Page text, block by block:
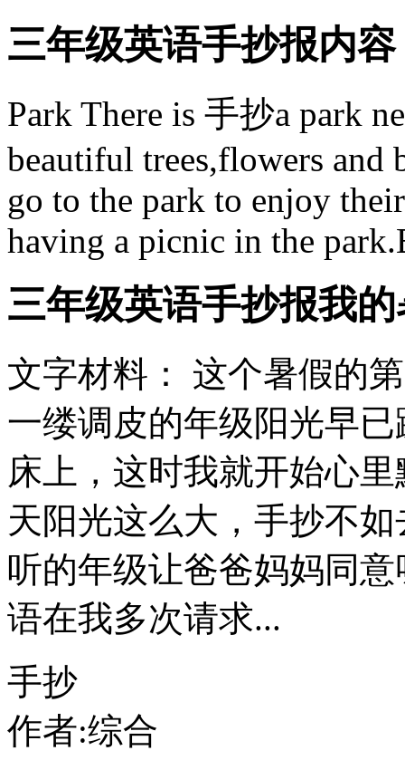
三年级英语手抄报内容
Park There is 手抄a park
beautiful trees,flowers and
go to the park to enjoy
having a picnic in the
三年级英语手抄报我
文字材料： 这个暑假的
一缕调皮的年级阳光早
床上，这时我就开始心
天阳光这么大，手抄不
听的年级让爸爸妈妈同
语在我多次请求...
手抄
作者:综合